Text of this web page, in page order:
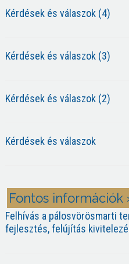
Kérdések és válaszok (4)
Kérdések és válaszok (3)
Kérdések és válaszok (2)
Kérdések és válaszok
Fontos információk
Felhívás a pálosvörösmarti
fejlesztés, felújítás